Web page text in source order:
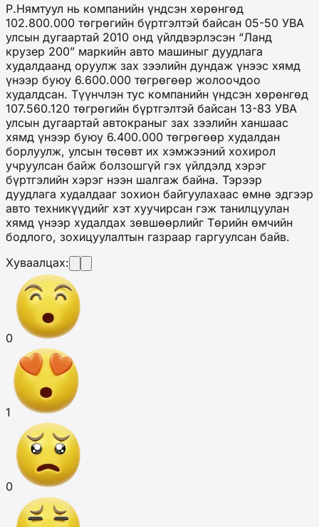
Р.Нямтуул нь компанийн үндсэн хөрөнгөд
102.800.000 төгрөгийн бүртгэлтэй байсан 05-50 УВА
улсын дугаартай 2010 онд үйлдвэрлэсэн “Ланд
крузер 200” маркийн авто машиныг дуудлага
худалдаанд оруулж зах зээлийн дундаж үнээс хямд
үнээр буюу 6.600.000 төгрөгөөр жолоочдоо
худалдсан. Түүнчлэн тус компанийн үндсэн хөрөнгөд
107.560.120 төгрөгийн бүртгэлтэй байсан 13-83 УВА
улсын дугаартай автокраныг зах зээлийн ханшаас
хямд үнээр буюу 6.400.000 төгрөгөөр худалдан
борлуулж, улсын төсөвт их хэмжээний хохирол
учруулсан байж болзошгүй гэх үйлдэлд хэрэг
бүртгэлийн хэрэг нээн шалгаж байна. Тэрээр
дуудлага худалдааг зохион байгуулахаас өмнө эдгээр
авто техникүүдийг хэт хуучирсан гэж танилцуулан
хямд үнээр худалдах зөвшөөрлийг Төрийн өмчийн
бодлого, зохицуулалтын газраар гаргуулсан байв.
Хуваалцах:
0
1
0